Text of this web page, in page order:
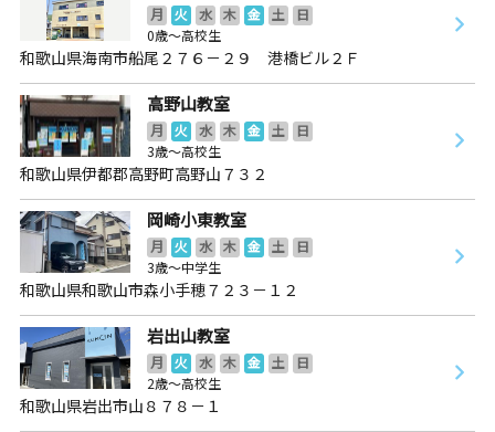
月 火 水 木 金 土
日
0歳～高校生
和歌山県海南市船尾２７６－２９ 港橋ビル２Ｆ
高野山教室
月 火 水 木 金 土
日
3歳～高校生
和歌山県伊都郡高野町高野山７３２
岡崎小東教室
月 火 水 木 金 土
日
3歳～中学生
和歌山県和歌山市森小手穂７２３－１２
岩出山教室
月 火 水 木 金 土
日
2歳～高校生
和歌山県岩出市山８７８－１